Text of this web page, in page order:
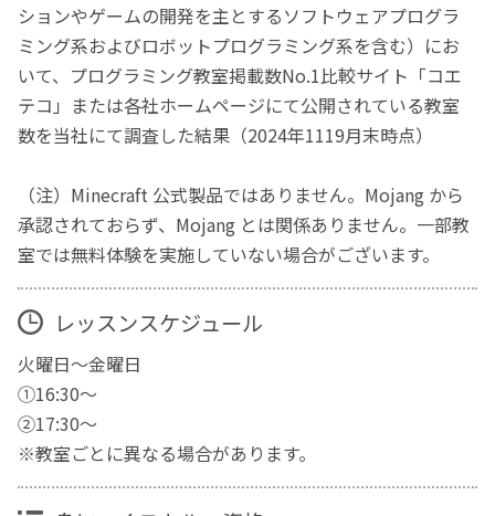
ションやゲームの開発を主とするソフトウェアプログラ
ミング系およびロボットプログラミング系を含む）にお
いて、プログラミング教室掲載数No.1比較サイト「コエ
テコ」または各社ホームページにて公開されている教室
数を当社にて調査した結果（2024年1119月末時点）
（注）Minecraft 公式製品ではありません。Mojang から
承認されておらず、Mojang とは関係ありません。一部教
室では無料体験を実施していない場合がございます。
レッスンスケジュール
火曜日～金曜日
①16:30～
②17:30～
※教室ごとに異なる場合があります。